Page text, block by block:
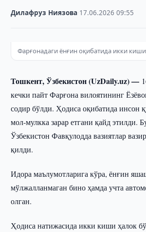
Дилафруз Ниязова 17.06.2026 ·09:55
Фарғонадаги ёнғин оқибатида икки
Тошкент, Ўзбекистон (UzDaily.uz) —
кечки пайт Фарғона вилоятининг
содир бўлди. Ҳодиса оқибатида инсон
мол-мулкка зарар етгани қайд этилди.
Ўзбекистон Фавқулодда вазиятлар
қилди.
Идора маълумотларига кўра, ёнғин
мўлжалланмаган бино ҳамда учта
олган.
Ҳодиса натижасида икки киши ҳалок